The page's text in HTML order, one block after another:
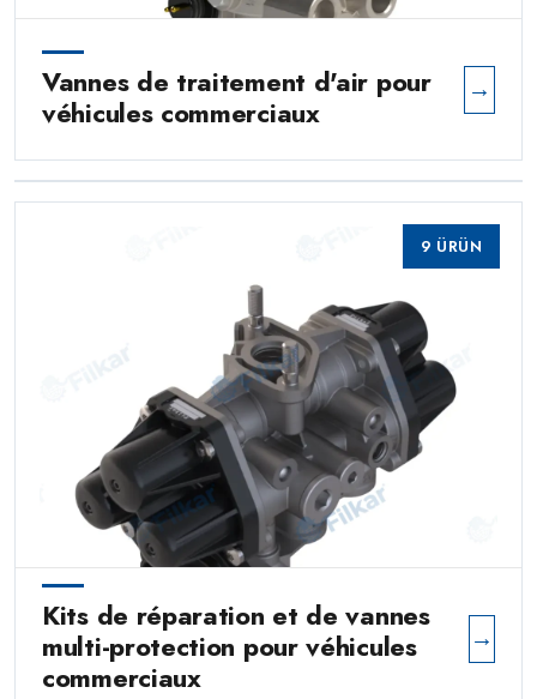
Vannes de traitement d'air pour
véhicules commerciaux
→
0 ÜRÜN
Unités de traitement d'air et kits
de réparation pour véhicules
→
9 ÜRÜN
Kits de réparation et de vannes
multi-protection pour véhicules
commerciaux
→